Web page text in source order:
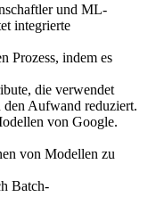
und ML-
integrierte
Prozess, indem es
die verwendet
den Aufwand reduziert.
von Google.
von Modellen zu
Batch-